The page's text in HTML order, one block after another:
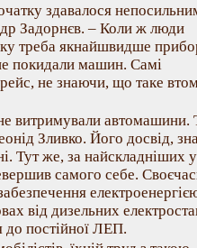
здавалося
Задорнєв. – Коли ж люди
треба якнайшвидше
покидали машин. Самі
не знаючи, що таке
витримували автомашини.
Зливко. Його досвід,
Тут же, за найскладніших
самого себе.
від дизельних
до постійної ЛЕП.